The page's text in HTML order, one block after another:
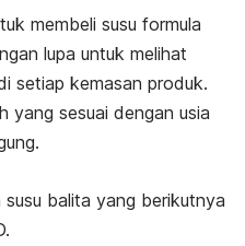
membeli susu formula
lupa untuk melihat
setiap kemasan produk.
yang sesuai dengan usia
balita yang berikutnya